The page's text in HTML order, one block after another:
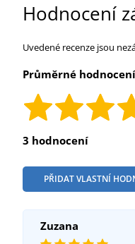
Hodnocení
Uvedené recenze jsou
Průměrné hodnocení
3 hodnocení
PŘIDAT VLASTNÍ
Zuzana